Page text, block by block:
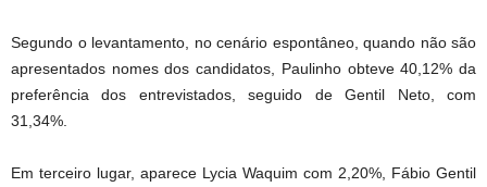
Segundo o levantamento, no cenário espontâneo, quando não são
apresentados nomes dos candidatos, Paulinho obteve 40,12% da
preferência dos entrevistados, seguido de Gentil Neto, com
31,34%.
Em terceiro lugar, aparece Lycia Waquim com 2,20%, Fábio Gentil